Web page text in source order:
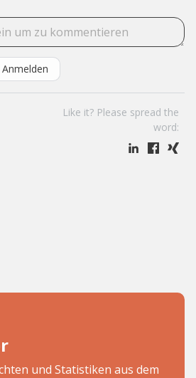
Anmelden
Like it? Please spread the
word:
und Statistiken aus dem